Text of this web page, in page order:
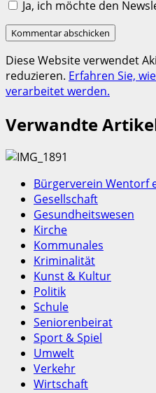
Ja, ich möchte den
Diese Website verwendet
reduzieren. Erfahren Sie,
verarbeitet werden.
Verwandte
Bürgerverein Wentorf
Gesellschaft
Gesundheitswesen
Kirche
Kommunales
Kriminalität
Kunst & Kultur
Politik
Schule
Seniorenbeirat
Sport & Spiel
Umwelt
Verkehr
Wirtschaft